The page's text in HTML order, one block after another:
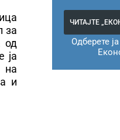
за
од
ја
на
и
ЧИТАЈТЕ
Одберете